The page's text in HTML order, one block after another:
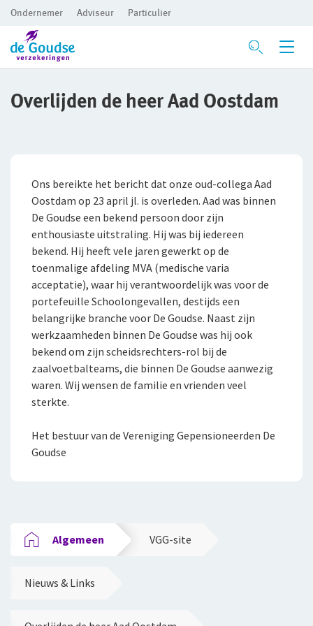
Ondernemer Adviseur Particulier
Verzekeringen
Beroepsaansprakelijkheidsverzekering
CAR- en montageverzekering
Rechtsbijstandverzekering
Bedrijfsgebouwenverzekering
Inventaris/Goederen­verzekering
Bestelautoverzekering
Zakelijke personenautoverzekering
Bekijk alle zakelijke verzekeringen
Voor je personeel
WIA Verzekering (WIA 0-tot-100 Plan)
Nabestaandenverzekering Collectief
Detailhandel
Groothandel
Horeca
Persoonlijke dienstverlening
Zakelijke dienstverlening
Andere branches
Vind een adviseur bij jou in de buurt
Gratis persoonlijk advies voor jouw branche
Risicomanagement
De Preventiezaak
Het Preventieabonnement
Advies op maat
Met een onafhankelijke adviseur de beste oplossing voor
jou
Inloggen
Voor ondernemers
Voor adviseurs
Voor particulieren
Service en contact
Service en contact
Contactformulier
Klachtenregeling
Over De Goudse
Over De Goudse
Wie wij zijn
Onze organisatie
Onze cijfers
Tevreden klanten
Traineeship
Fondsen en koersen
Overlijden de heer Aad Oostdam
Ons bereikte het bericht dat onze oud-collega Aad
Oostdam op 23 april jl. is overleden. Aad was binnen
De Goudse een bekend persoon door zijn
enthousiaste uitstraling. Hij was bij iedereen
bekend. Hij heeft vele jaren gewerkt op de
toenmalige afdeling MVA (medische varia
acceptatie), waar hij verantwoordelijk was voor de
portefeuille Schoolongevallen, destijds een
belangrijke branche voor De Goudse. Naast zijn
werkzaamheden binnen De Goudse was hij ook
bekend om zijn scheidsrechters-rol bij de
zaalvoetbalteams, die binnen De Goudse aanwezig
waren. Wij wensen de familie en vrienden veel
sterkte.
Het bestuur van de Vereniging Gepensioneerden De
Goudse
Algemeen VGG-site
Nieuws & Links